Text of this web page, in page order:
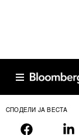
СПОДЕЛИ ЈА ВЕСТА